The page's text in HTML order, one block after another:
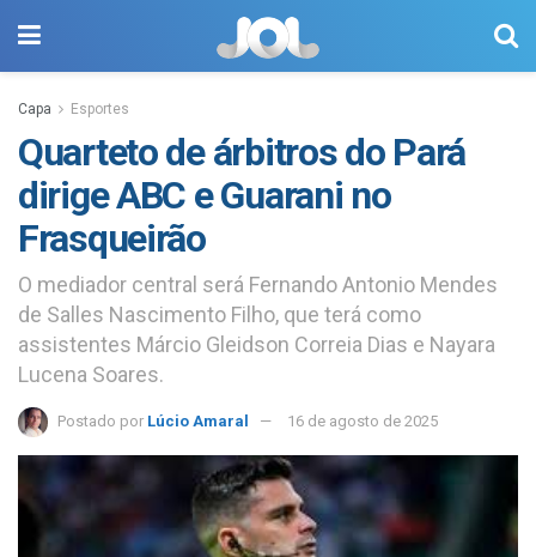
Capa Esportes
Quarteto de árbitros do Pará
dirige ABC e Guarani no
Frasqueirão
O mediador central será Fernando Antonio Mendes
de Salles Nascimento Filho, que terá como
assistentes Márcio Gleidson Correia Dias e Nayara
Lucena Soares.
Postado por Lúcio Amaral 16 de agosto de 2025